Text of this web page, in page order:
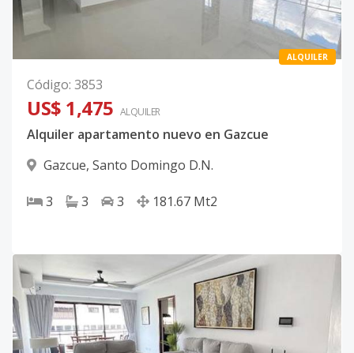
ALQUILER
Código: 3853
US$ 1,475 ALQUILER
Alquiler apartamento nuevo en Gazcue
Gazcue, Santo Domingo D.N.
3 3 3 181.67 Mt2